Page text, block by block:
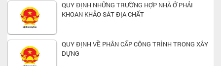
QUY ĐỊNH NHỮNG TRƯỜNG HỢP NHÀ Ở PHẢI
KHOAN KHẢO SÁT ĐỊA CHẤT
QUY ĐỊNH VỀ PHÂN CẤP CÔNG TRÌNH TRONG XÂY
DỰNG